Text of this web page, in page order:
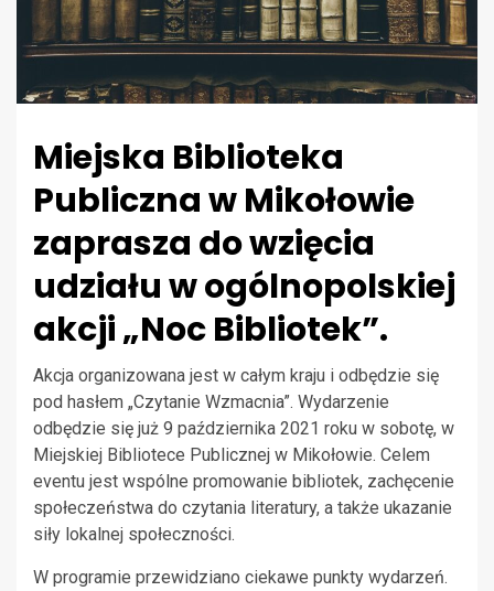
Miejska Biblioteka
Publiczna w Mikołowie
zaprasza do wzięcia
udziału w ogólnopolskiej
akcji „Noc Bibliotek”.
Akcja organizowana jest w całym kraju i odbędzie się
pod hasłem „Czytanie Wzmacnia”. Wydarzenie
odbędzie się już 9 października 2021 roku w sobotę, w
Miejskiej Bibliotece Publicznej w Mikołowie. Celem
eventu jest wspólne promowanie bibliotek, zachęcenie
społeczeństwa do czytania literatury, a także ukazanie
siły lokalnej społeczności.
W programie przewidziano ciekawe punkty wydarzeń.